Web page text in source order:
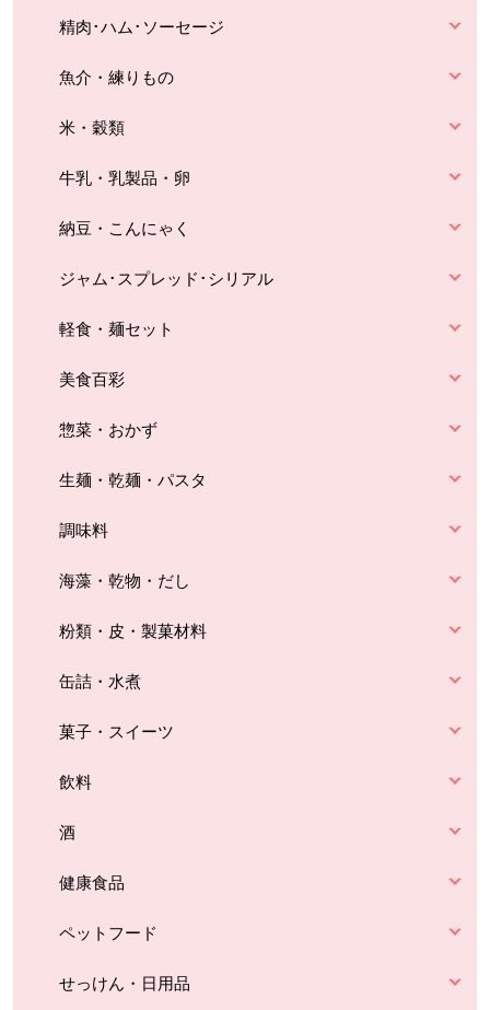
精肉･ハム･ソーセージ
魚介・練りもの
米・穀類
牛乳・乳製品・卵
納豆・こんにゃく
ジャム･スプレッド･シリアル
軽食・麺セット
美食百彩
惣菜・おかず
生麺・乾麺・パスタ
調味料
海藻・乾物・だし
粉類・皮・製菓材料
缶詰・水煮
菓子・スイーツ
飲料
酒
健康食品
ペットフード
せっけん・日用品